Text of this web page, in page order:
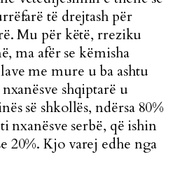
të drejtash për
Mu për këtë, rreziku
ma afër se këmisha
me mure u ba ashtu
shqiptarë u
së shkollës, ndërsa 80%
nxanësve serbë, që ishin
20%. Kjo varej edhe nga